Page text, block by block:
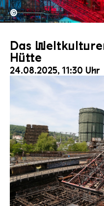
©
Das
Hütte
24.08.2025, 11:30 Uhr